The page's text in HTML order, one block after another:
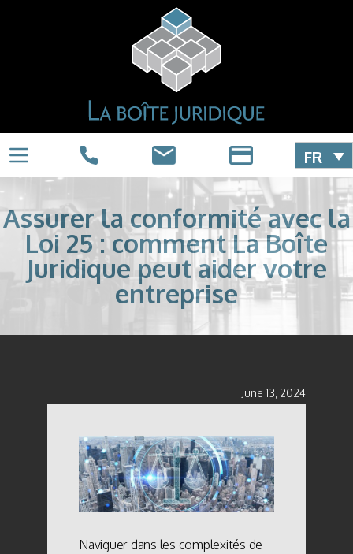
FR
Assurer la conformité avec la
Loi 25 : comment La Boîte
Juridique peut aider votre
entreprise
June 13, 2024
Naviguer dans les complexités de